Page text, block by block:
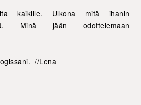
kaikille. Ulkona mitä ihanin
Minä jään odottelemaan
//Lena